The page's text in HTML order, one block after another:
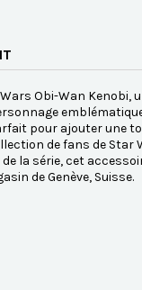
Obi-Wan
pour ajouter une
de fans de Star
la série, cet
de Genève, Suisse.